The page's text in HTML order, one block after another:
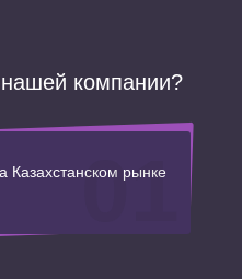
компании?
01
Казахстанском рынке